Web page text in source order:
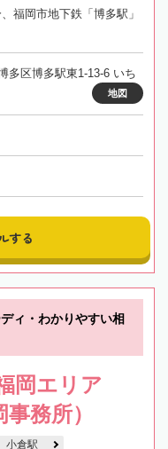
福岡市地下鉄「博多駅」
多区博多駅東1-13-6 いち
地図
する
ィ・わかりやすい相
岡エリア
務所）
小倉駅